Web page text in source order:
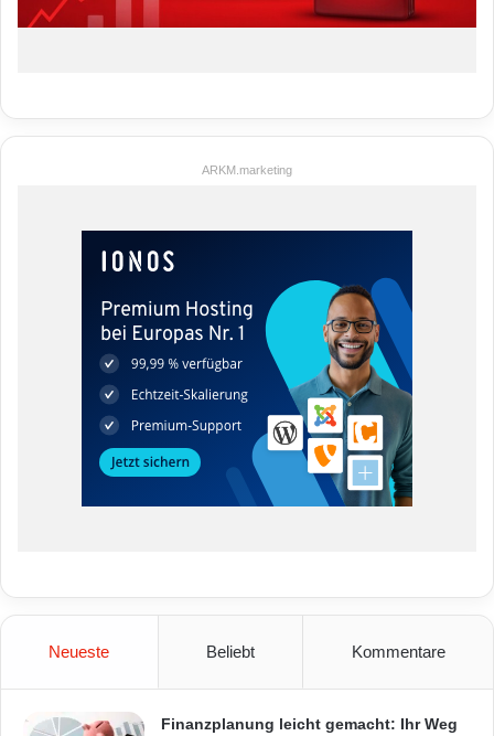
ARKM.marketing
Neueste Beliebt Kommentare
Finanzplanung leicht gemacht: Ihr Weg